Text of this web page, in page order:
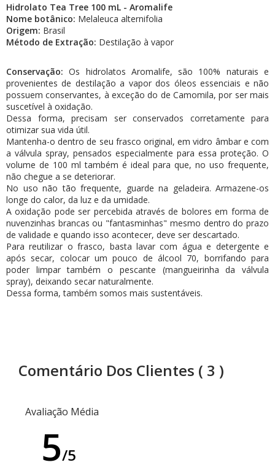
Hidrolato Tea Tree 100 mL - Aromalife
Nome botânico: Melaleuca alternifolia
Origem: Brasil
Método de Extração: Destilação à vapor
Conservação: Os hidrolatos Aromalife, são 100% naturais e
provenientes de destilação a vapor dos óleos essenciais e não
possuem conservantes, à exceção do de Camomila, por ser mais
suscetível à oxidação.
Dessa forma, precisam ser conservados corretamente para
otimizar sua vida útil.
Mantenha-o dentro de seu frasco original, em vidro âmbar e com
a válvula spray, pensados especialmente para essa proteção. O
volume de 100 ml também é ideal para que, no uso frequente,
não chegue a se deteriorar.
No uso não tão frequente, guarde na geladeira. Armazene-os
longe do calor, da luz e da umidade.
A oxidação pode ser percebida através de bolores em forma de
nuvenzinhas brancas ou "fantasminhas" mesmo dentro do prazo
de validade e quando isso acontecer, deve ser descartado.
Para reutilizar o frasco, basta lavar com água e detergente e
após secar, colocar um pouco de álcool 70, borrifando para
poder limpar também o pescante (mangueirinha da válvula
spray), deixando secar naturalmente.
Dessa forma, também somos mais sustentáveis.
Comentário Dos Clientes ( 3 )
Avaliação Média
5/5